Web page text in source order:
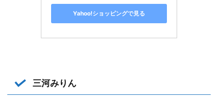
Yahoo!ショッピングで見る
三河みりん